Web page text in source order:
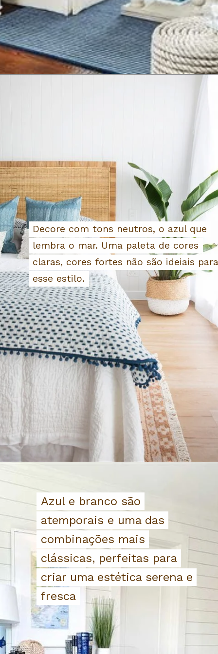
Decore com tons neutros, o azul que
lembra o mar. Uma paleta de cores
claras, cores fortes não são ideiais
esse estilo.
Decore com tons neutros, o azul que
lembra o mar. Uma paleta de cores
claras, cores fortes não são ideiais
esse estilo.
Azul e branco são
atemporais e uma das
combinações mais
clássicas, perfeitas para
criar uma estética serena e
fresca
Azul e branco são
atemporais e uma das
combinações mais
clássicas, perfeitas para
criar uma estética serena e
fresca